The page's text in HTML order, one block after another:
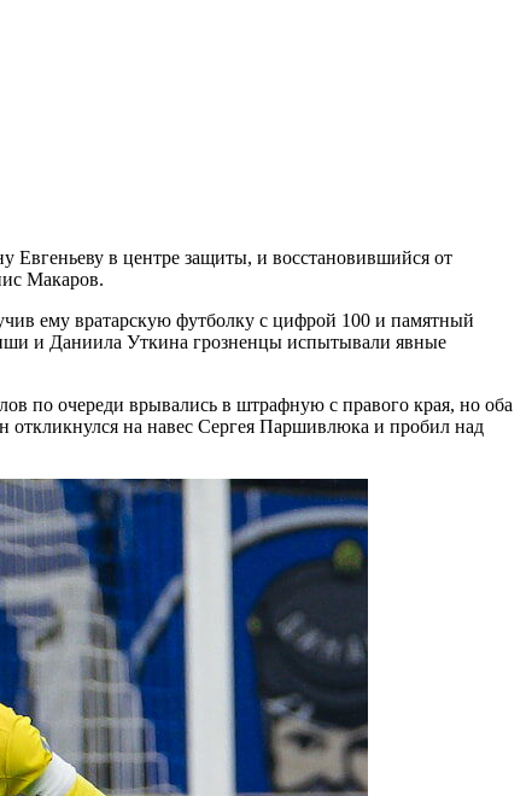
в центре защиты, и восстановившийся от
Макаров.
ему вратарскую футболку с цифрой 100 и памятный
и Даниила Уткина грозненцы испытывали явные
по очереди врывались в штрафную с правого края, но оба
откликнулся на навес Сергея Паршивлюка и пробил над